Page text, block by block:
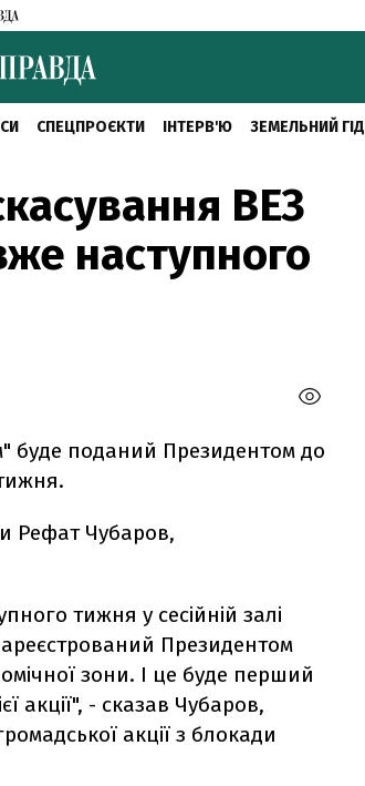
СПЕЦПРОЄКТИ ІНТЕРВ'Ю ЗЕМЕЛЬНИЙ ГІД
ВЕЗ
наступного
буде поданий Президентом до
Рефат Чубаров,
тижня у сесійній залі
Президентом
зони. І це буде перший
акції", - сказав Чубаров,
акції з блокади